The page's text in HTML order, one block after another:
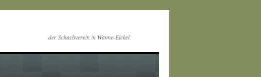
der Schachverein in Wanne-Eickel